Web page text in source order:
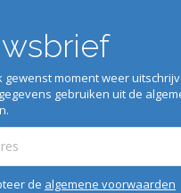
gewenst moment weer
gebruiken uit de
de algemene voorwaarden